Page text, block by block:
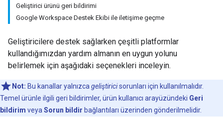
Geliştirici ürünü geri bildirimi
Google Workspace Destek Ekibi ile iletişime geçme
Geliştiricilere destek sağlarken çeşitli platformlar
kullandığımızdan yardım almanın en uygun yolunu
belirlemek için aşağıdaki seçenekleri inceleyin.
Not: Bu kanallar yalnızca geliştiricisorunları için kullanılmalıdır.
Temel ürünle ilgili geri bildirimler, ürün kullanıcı arayüzündeki Geri
bildirim veya Sorun bildir bağlantıları üzerinden gönderilmelidir.